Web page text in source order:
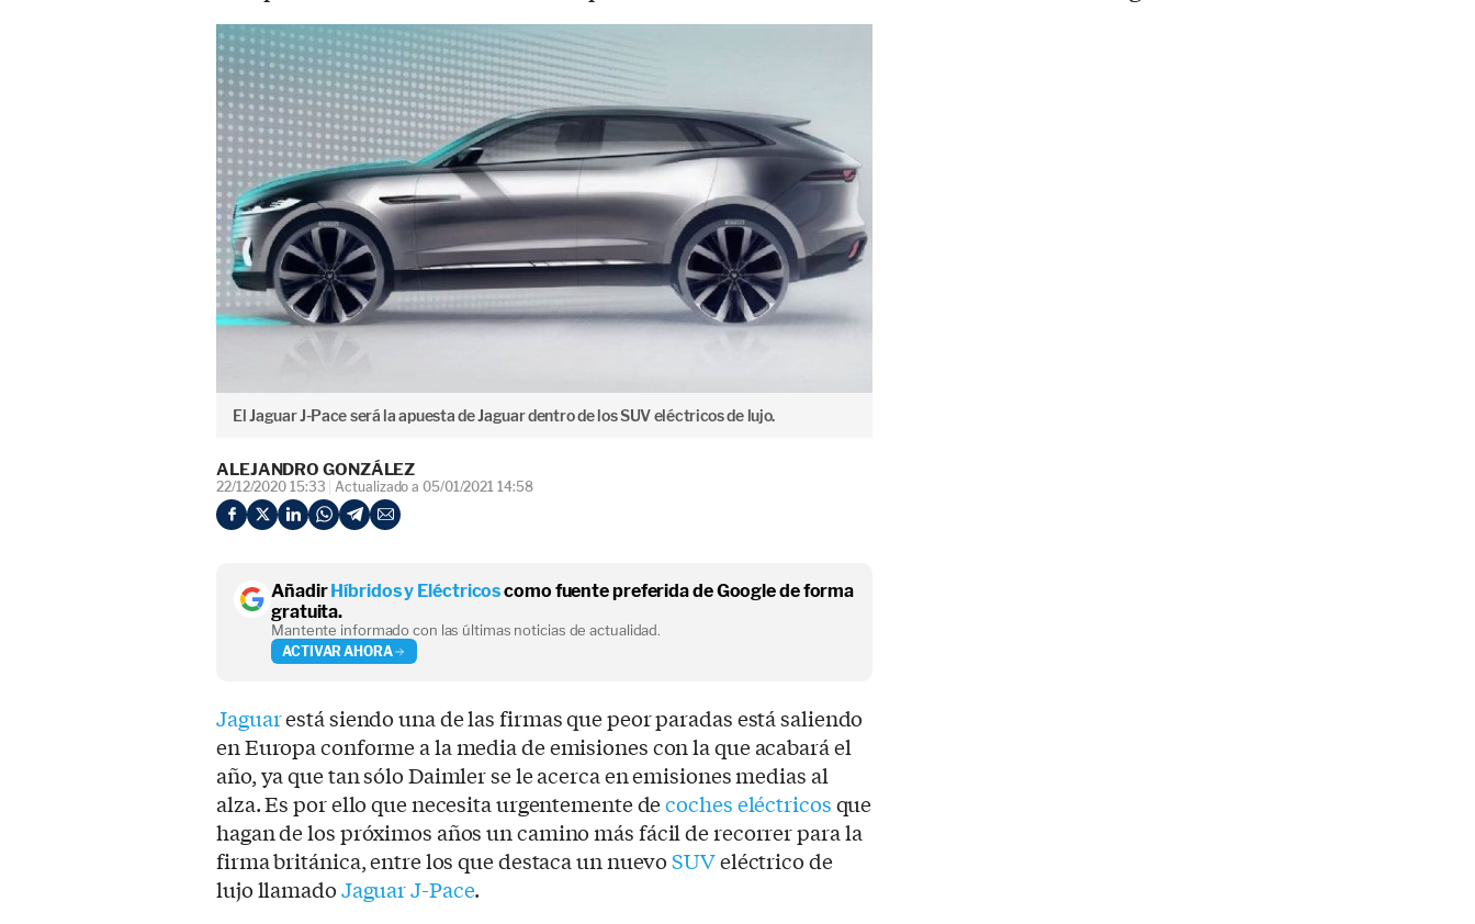
El Jaguar J-Pace será la apuesta de Jaguar dentro de los SUV eléctricos de lujo.
ALEJANDRO GONZÁLEZ
22/12/2020 15:33 Actualizado a 05/01/2021 14:58
AñadirHíbridos y Eléctricoscomo fuente preferida de Google de forma
gratuita.
Mantente informado con las últimas noticias de actualidad.
ACTIVAR AHORA
Jaguarestá siendo una de las firmas que peor paradas está saliendo
en Europa conforme a la media de emisiones con la que acabará el
año, ya que tan sólo Daimler se le acerca en emisiones medias al
alza. Es por ello que necesita urgentemente decoches eléctricosque
hagan de los próximos años un camino más fácil de recorrer para la
firma británica, entre los que destaca un nuevoSUVeléctrico de
lujo llamadoJaguar J-Pace.